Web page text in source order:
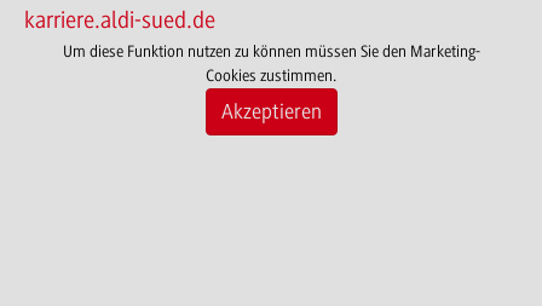
karriere.aldi-sued.de
Um diese Funktion nutzen zu können müssen Sie den Marketing-
Cookies zustimmen.
Akzeptieren